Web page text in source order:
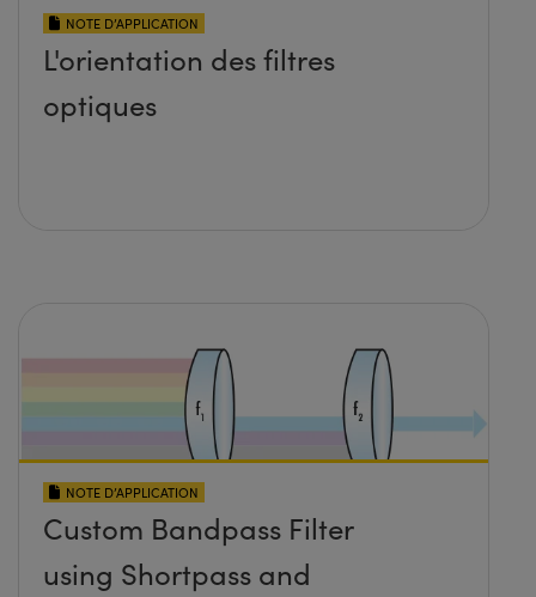
NOTE D’APPLICATION
L'orientation des filtres
optiques
NOTE D’APPLICATION
Custom Bandpass Filter
using Shortpass and